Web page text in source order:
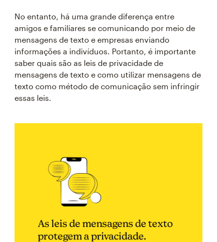
No entanto, há uma grande diferença entre
amigos e familiares se comunicando por meio de
mensagens de texto e empresas enviando
informações a indivíduos. Portanto, é importante
saber quais são as leis de privacidade de
mensagens de texto e como utilizar mensagens de
texto como método de comunicação sem infringir
essas leis.
As leis de mensagens de texto
protegem a privacidade.